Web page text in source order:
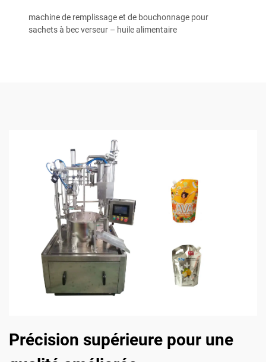
machine de remplissage et de bouchonnage pour
sachets à bec verseur – huile alimentaire
Précision supérieure pour une